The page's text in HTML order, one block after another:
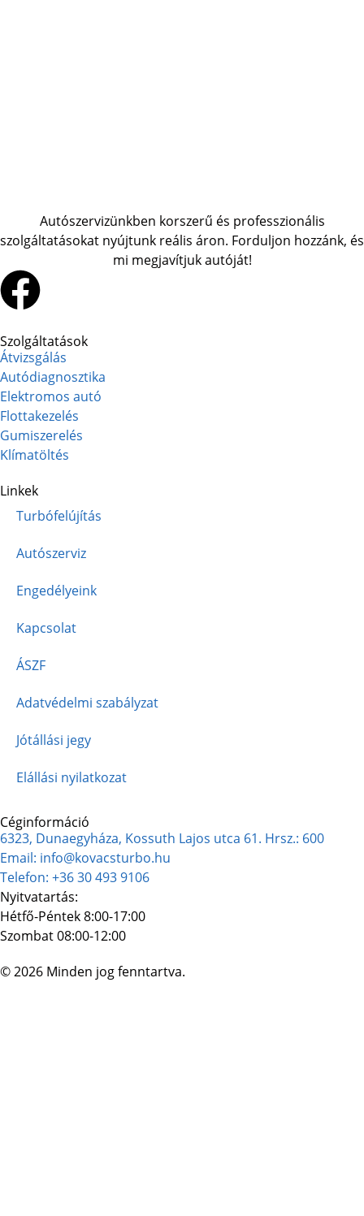
Autószervizünkben korszerű és professzionális
szolgáltatásokat nyújtunk reális áron. Forduljon hozzánk, és
mi megjavítjuk autóját!
Szolgáltatások
Átvizsgálás
Autódiagnosztika
Elektromos autó
Flottakezelés
Gumiszerelés
Klímatöltés
Linkek
Turbófelújítás
Autószerviz
Engedélyeink
Kapcsolat
ÁSZF
Adatvédelmi szabályzat
Jótállási jegy
Elállási nyilatkozat
Céginformáció
6323, Dunaegyháza, Kossuth Lajos utca 61. Hrsz.: 600
Email: info@kovacsturbo.hu
Telefon: +36 30 493 9106
Nyitvatartás:
Hétfő-Péntek 8:00-17:00
Szombat 08:00-12:00
© 2026 Minden jog fenntartva.